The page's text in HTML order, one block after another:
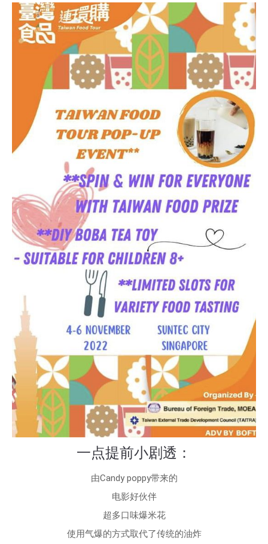
一点提前小剧透：
由Candy poppy带来的
电影好伙伴
超多口味爆米花
使用气爆的方式取代了传统的油炸